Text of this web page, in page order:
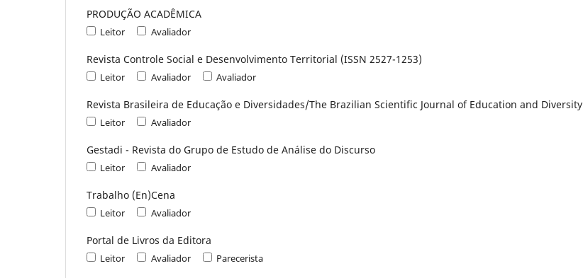
PRODUÇÃO ACADÊMICA
Leitor Avaliador
Revista Controle Social e Desenvolvimento Territorial (ISSN 2527-1253)
Leitor Avaliador Avaliador
Revista Brasileira de Educação e Diversidades/The Brazilian Scientific Journal of Education and Diversity
Leitor Avaliador
Gestadi - Revista do Grupo de Estudo de Análise do Discurso
Leitor Avaliador
Trabalho (En)Cena
Leitor Avaliador
Portal de Livros da Editora
Leitor Avaliador Parecerista